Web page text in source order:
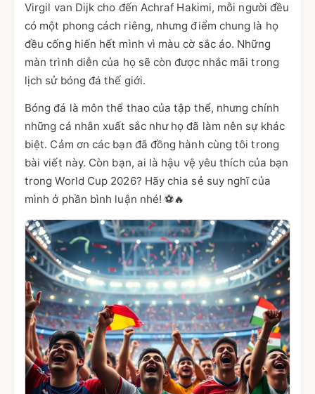
Virgil van Dijk cho đến Achraf Hakimi, mỗi người đều
có một phong cách riêng, nhưng điểm chung là họ
đều cống hiến hết mình vì màu cờ sắc áo. Những
màn trình diễn của họ sẽ còn được nhắc mãi trong
lịch sử bóng đá thế giới.
Bóng đá là môn thể thao của tập thể, nhưng chính
những cá nhân xuất sắc như họ đã làm nên sự khác
biệt. Cảm ơn các bạn đã đồng hành cùng tôi trong
bài viết này. Còn bạn, ai là hậu vệ yêu thích của bạn
trong World Cup 2026? Hãy chia sẻ suy nghĩ của
mình ở phần bình luận nhé! ⚽🔥